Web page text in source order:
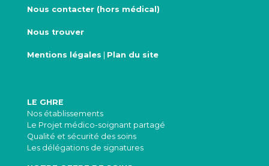
Nous contacter (hors médical)
Nous trouver
Mentions légales | Plan du site
LE GHRE
Nos établissements
Le Projet médico-soignant partagé
Qualité et sécurité des soins
Les délégations de signatures